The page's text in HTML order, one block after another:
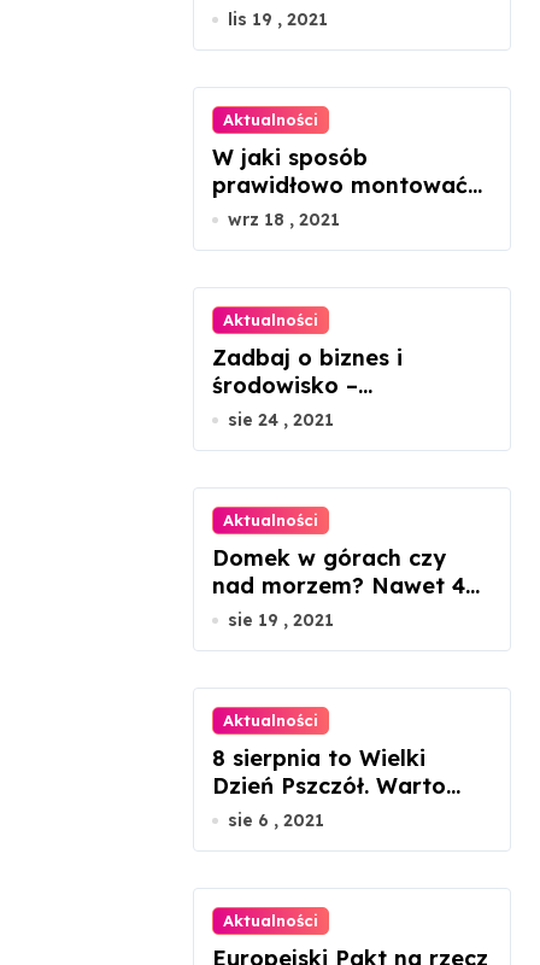
lis 19 , 2021
Aktualności
W jaki sposób
prawidłowo montować
panele fotowoltaiczne?
wrz 18 , 2021
Aktualności
Zadbaj o biznes i
środowisko –
ekologiczne porady dla
sie 24 , 2021
Aktualności
Domek w górach czy
nad morzem? Nawet 45
proc. wzrosty cen
sie 19 , 2021
Aktualności
8 sierpnia to Wielki
Dzień Pszczół. Warto
docenić ich rolę w
sie 6 , 2021
Aktualności
Europejski Pakt na rzecz